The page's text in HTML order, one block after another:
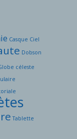
Casque Ciel
Dobson
céleste
Tablette